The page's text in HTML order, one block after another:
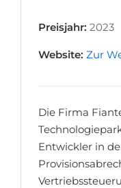
Preisjahr: 2023
Website: Zur
Die Firma
Entwickler in